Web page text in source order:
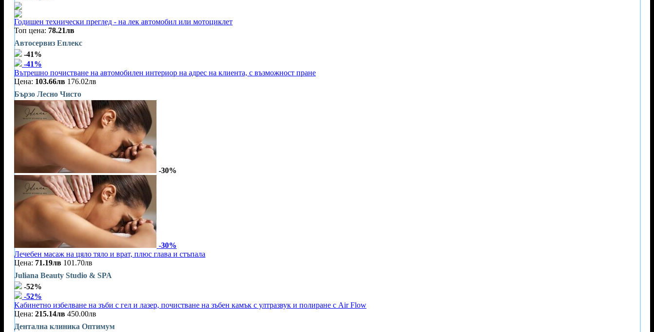
Годишен технически преглед - на лек автомобил или мотоциклет
Топ цена: 78.21лв
Автосервиз Еплекс
-41%
-41%
Вътрешно почистване на автомобилен интериор на адрес на клиента, с възможност пране
Цена: 103.66лв 176.02лв
Бързо Лесно Чисто
-30%
-30%
Лечебен масаж на цяло тяло и врат, плюс глава и стъпала
Цена: 71.19лв 101.70лв
Juliana Beauty Studio & SPA
-52%
-52%
Kабинетно избелване на зъби с гел и лазер, почистване на зъбен камък с ултразвук и полиране с Air Flow
Цена: 215.14лв 450.00лв
Дентална клиника Оптимум